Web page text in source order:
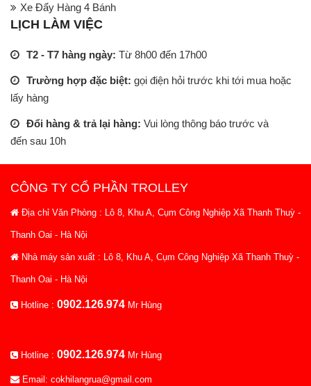
Xe Đẩy Hàng 4 Bánh
LỊCH LÀM VIỆC
T2 - T7 hàng ngày: Từ 8h00 đến 17h00
Trường hợp đặc biệt: gọi điện hỏi trước khi tới mua hoặc
lấy hàng
Đổi hàng & trả lại hàng: Vui lòng thông báo trước và
đến sau 10h
CÔNG TY CỔ PHẦN TROLLEY
Địa chỉ Văn Phòng : Lô 8, Khu A, Cụm Công Nghiệp Xã Thanh Thuỳ -
Thanh Oai - Hà Nội
Nhà máy sản xuất : Lô 8, Khu A, Cụm Công Nghiệp Xã Thanh Thuỳ -
Thanh Oai - Hà Nội
Hotline : 0902.126.974 Mr Hùng
Hotline : 0902.126.974 Mr Hùng
Email: cokhilangrua@gmail.com